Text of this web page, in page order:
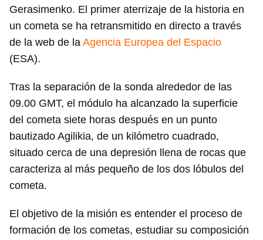
Gerasimenko. El primer aterrizaje de la historia en
un cometa se ha retransmitido en directo a través
de la web de la Agencia Europea del Espacio
(ESA).
Tras la separación de la sonda alrededor de las
09.00 GMT, el módulo ha alcanzado la superficie
del cometa siete horas después en un punto
bautizado Agilikia, de un kilómetro cuadrado,
situado cerca de una depresión llena de rocas que
caracteriza al más pequeño de los dos lóbulos del
cometa.
El objetivo de la misión es entender el proceso de
formación de los cometas, estudiar su composición